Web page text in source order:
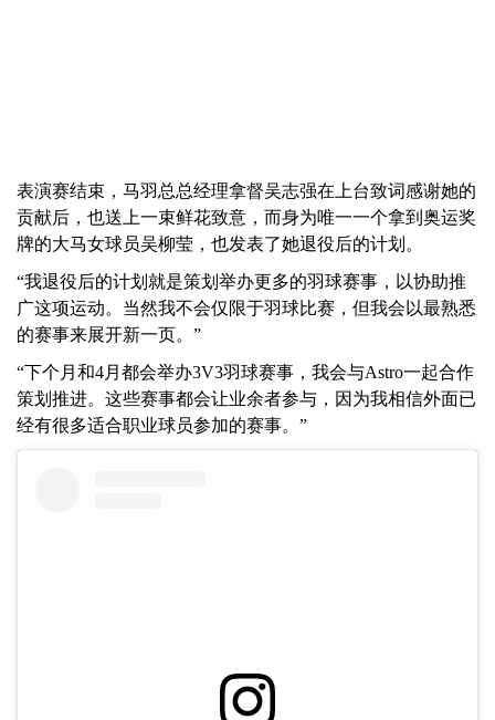
表演赛结束，马羽总总经理拿督吴志强在上台致词感谢她的
贡献后，也送上一束鲜花致意，而身为唯一一个拿到奥运奖
牌的大马女球员吴柳莹，也发表了她退役后的计划。
“我退役后的计划就是策划举办更多的羽球赛事，以协助推
广这项运动。当然我不会仅限于羽球比赛，但我会以最熟悉
的赛事来展开新一页。”
“下个月和4月都会举办3V3羽球赛事，我会与Astro一起合作
策划推进。这些赛事都会让业余者参与，因为我相信外面已
经有很多适合职业球员参加的赛事。”